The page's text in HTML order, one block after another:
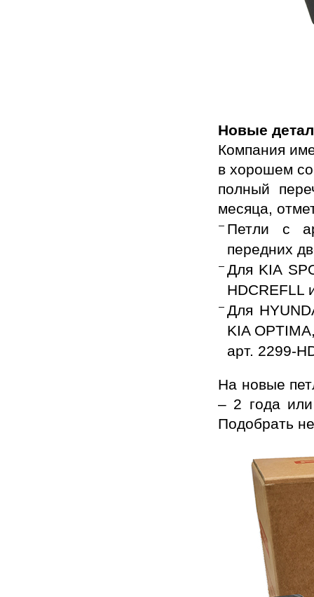
Новые
Компания
в хорошем
полный
месяца,
Петли с
передних
Для KIA
HDCREFLL
Для
KIA
арт. 2299-
На новые
– 2 года
Подобрать